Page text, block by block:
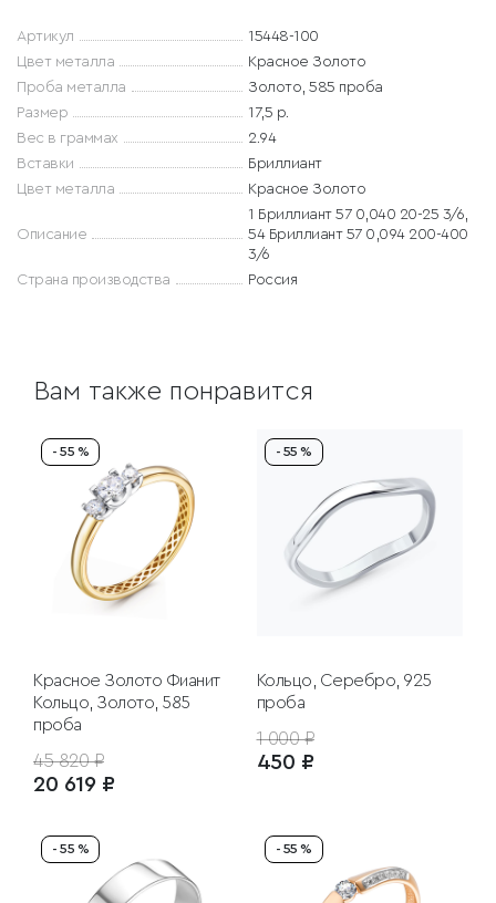
Артикул
15448-100
Цвет металла
Красное Золото
Проба металла
Золото, 585 проба
Размер
17,5 р.
Вес в граммах
2.94
Вставки
Бриллиант
Цвет металла
Красное Золото
Описание
1 Бриллиант 57 0,040 20-25 3/6,
54 Бриллиант 57 0,094 200-400
3/6
Страна производства
Россия
Вам также понравится
- 55 %
Красное Золото Фианит
Кольцо, Золото, 585
проба
45 820 ₽
20 619 ₽
- 55 %
Кольцо, Серебро, 925
проба
1 000 ₽
450 ₽
- 55 % - 55 %